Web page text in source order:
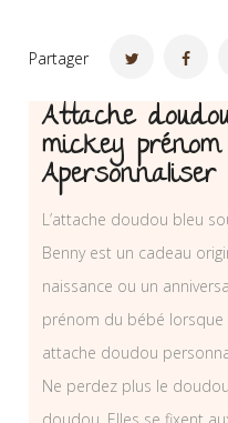
Partager
Attache
mickey
Apersonnaliser
L’attache doudou bleu
Benny est un cadeau
naissance ou un
prénom du bébé lorsque
attache doudou
Ne perdez plus le